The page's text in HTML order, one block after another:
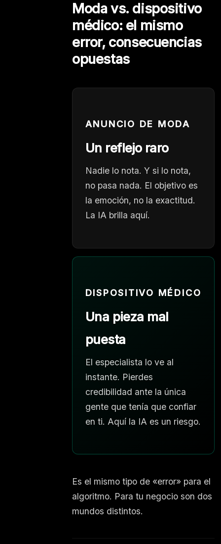
Moda vs. dispositivo
médico: el mismo
error, consecuencias
opuestas
ANUNCIO DE MODA
Un reflejo raro
Nadie lo nota. Y si lo nota,
no pasa nada. El objetivo es
la emoción, no la exactitud.
La IA brilla aquí.
DISPOSITIVO MÉDICO
Una pieza mal
puesta
El especialista lo ve al
instante. Pierdes
credibilidad ante la única
gente que tenía que confiar
en ti. Aquí la IA es un riesgo.
Es el mismo tipo de «error» para el
algoritmo. Para tu negocio son dos
mundos distintos.